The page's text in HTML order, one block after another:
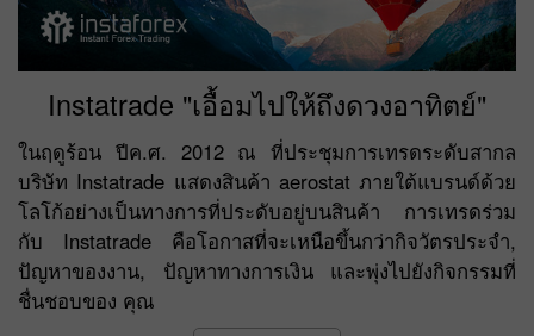
Instatrade "เอื้อมไปให้ถึงดวงอาทิตย์"
ในฤดูร้อน ปีค.ศ. 2012 ณ ที่ประชุมการเทรดระดับสากล
บริษัท Instatrade แสดงสินค้า aerostat ภายใต้แบรนด์ด้วย
โลโก้อย่างเป็นทางการที่ประดับอยู่บนสินค้า การเทรดร่วม
กับ Instatrade คือโอกาสที่จะเหนือขึ้นกว่ากิจวัตรประจำ,
ปัญหาของงาน, ปัญหาทางการเงิน และพุ่งไปยังกิจกรรมที่
ชื่นชอบของ คุณ